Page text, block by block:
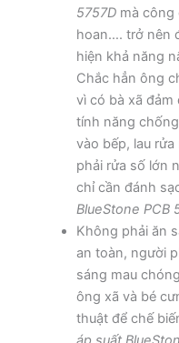
5757Dmà công
hoan…. trở nên
hiện khả năng
Chắc hẳn ông
vì có bà xã đảm
tính năng
vào bếp, lau
phải rửa số lớn
chỉ cần đánh
BlueStone PCB
Không phải ăn
an toàn, người
sáng mau
ông xã và bé
thuật để chế